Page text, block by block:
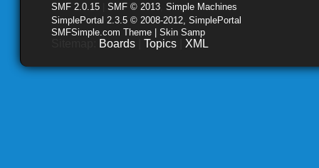
SMF 2.0.15 SMF © 2013 Simple Machines
SimplePortal 2.3.5 © 2008-2012, SimplePortal
SMFSimple.com Theme | Skin Samp
Boards Topics XML